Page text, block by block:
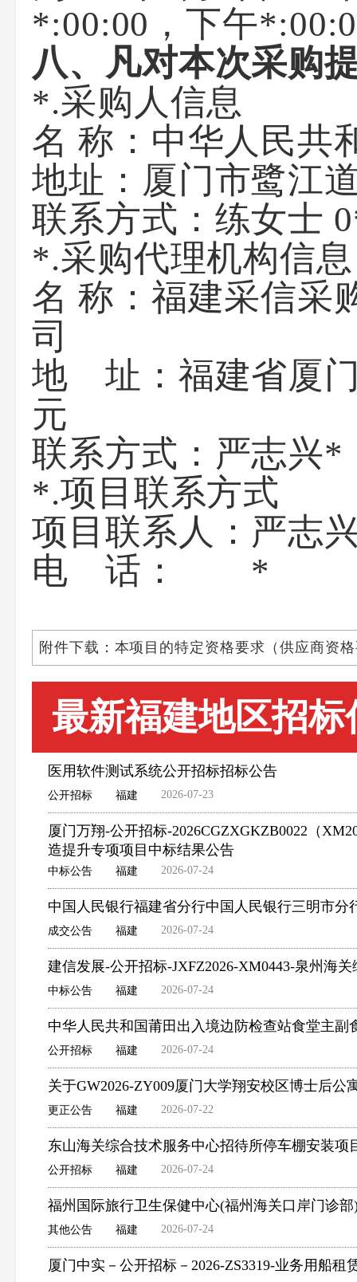
*:00:00，下午
八、凡对本次采购
*.采购人信息
名 称：中华人
地址：厦门
联系方式：
*.采购代理机构信息
名 称：福建采信采
地 址：福建省厦
联系方
*.项目联系方式
项目联系人：严志
电 话： *
附件下载：本项目的特定资格要求（供应商资
最新福建地区招标
医用软件测试系统公开招标招标公告
公开招标 福建 2026-07-23
厦门万翔-公开招标-2026CGZXGKZB0022（
造提升专项项目中标结果公告
中标公告 福建 2026-07-24
中国人民银行福建省分行中国人民银行三明市
成交公告 福建 2026-07-24
建信发展-公开招标-JXFZ2026-XM0443-泉州海
中标公告 福建 2026-07-24
中华人民共和国莆田出入境边防检查站食堂主副
公开招标 福建 2026-07-24
关于GW2026-ZY009厦门大学翔安校区博士后公
更正公告 福建 2026-07-22
东山海关综合技术服务中心招待所停车棚安装项
公开招标 福建 2026-07-24
福州国际旅行卫生保健中心(福州海关口岸门诊
其他公告 福建 2026-07-24
厦门中实－公开招标－2026-ZS3319-业务用船租